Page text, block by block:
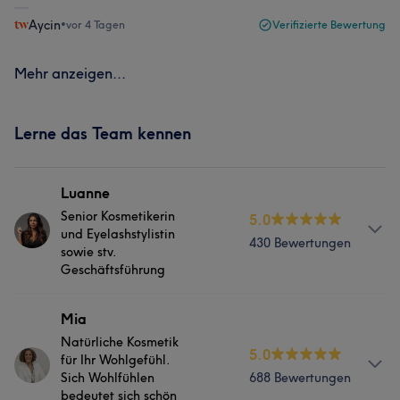
Aycin•vor 4 Tagen Verifizierte Bewertung
Mehr anzeigen...
Lerne das Team kennen
Luanne
Senior Kosmetikerin
und Eyelashstylistin
sowie stv.
Geschäftsführung
5.0
430 Bewertungen
Services
Nägel Körper Gesicht Massage
Haarentfernung
Mia
Natürliche Kosmetik
für Ihr Wohlgefühl.
Sich Wohlfühlen
bedeutet sich schön
5.0
688 Bewertungen